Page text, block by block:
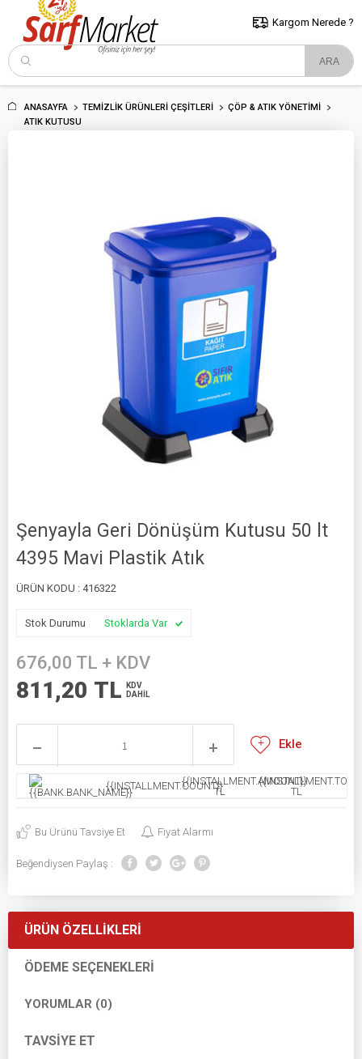
5000 TL ve Üzeri Alışverişlerde İstanbul İçi Kargo Bedava!
ve Trakya İçin Tıklayın..
Kargom Nerede ?
ANASAYFA TEMIZLIK ÜRÜNLERI ÇEŞITLERI
ÇÖP & ATIK YÖNETIMI
ATIK KUTUSU
Şenyayla Geri Dönüşüm Kutusu 50 lt
4395 Mavi Plastik Atık
ÜRÜN KODU : 416322
Stok Durumu Stoklarda Var
676,00 TL + KDV
811,20 TL
KDV
DAHİL
Ekle
{{INSTALLMENT.COUNT}}{{INSTALLMENT.AMOUNT}}
TL
TL
Bu Ürünü Tavsiye Et Fiyat Alarmı
Beğendiysen Paylaş :
ÜRÜN ÖZELLIKLERI
ÖDEME SEÇENEKLERI
YORUMLAR (0)
TAVSIYE ET